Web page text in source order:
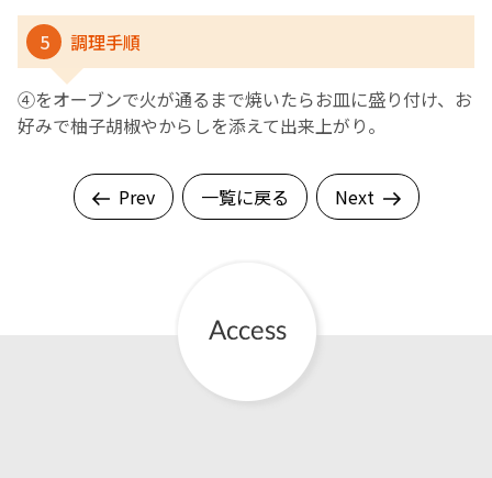
5 調理手順
④をオーブンで火が通るまで焼いたらお皿に盛り付け、お
好みで柚子胡椒やからしを添えて出来上がり。
Prev 一覧に戻る Next